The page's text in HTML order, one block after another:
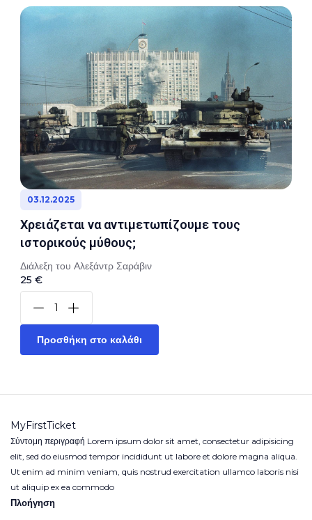
03.12.2025
Χρειάζεται να αντιμετωπίζουμε τους
ιστορικούς μύθους;
Διάλεξη του Αλεξάντρ Σαράβιν
25 €
Προσθήκη στο καλάθι
MyFirstTicket
Σύντομη περιγραφή Lorem ipsum dolor sit amet, consectetur adipisicing
elit, sed do eiusmod tempor incididunt ut labore et dolore magna aliqua.
Ut enim ad minim veniam, quis nostrud exercitation ullamco laboris nisi
ut aliquip ex ea commodo
Πλοήγηση